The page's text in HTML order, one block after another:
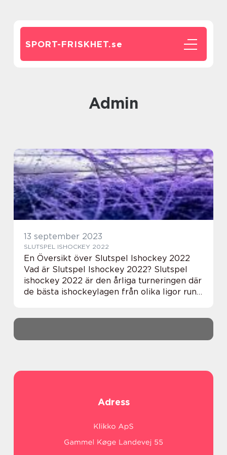
SPORT-FRISKHET.se
admin
13 september 2023
SLUTSPEL ISHOCKEY 2022
En Översikt över Slutspel Ishockey 2022
Vad är Slutspel Ishockey 2022? Slutspel
ishockey 2022 är den årliga turneringen där
de bästa ishockeylagen från olika ligor runt
Adress